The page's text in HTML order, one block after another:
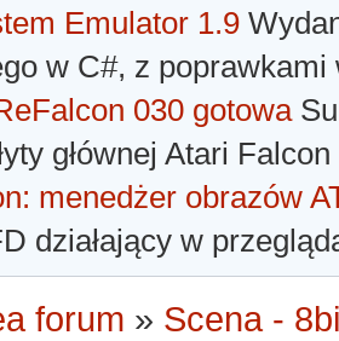
Emulator 1.9
w C#, z poprawkami
030 gotowa
głównej Atari
menedżer obrazów
działający w
forum » Scena -